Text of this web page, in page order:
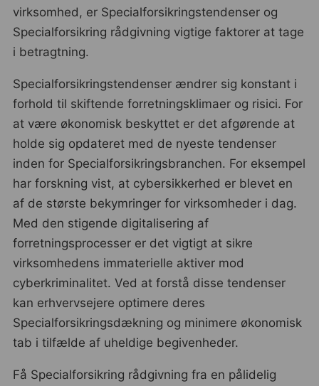
virksomhed, er Specialforsikringstendenser og
Specialforsikring rådgivning vigtige faktorer at tage
i betragtning.
Specialforsikringstendenser ændrer sig konstant i
forhold til skiftende forretningsklimaer og risici. For
at være økonomisk beskyttet er det afgørende at
holde sig opdateret med de nyeste tendenser
inden for Specialforsikringsbranchen. For eksempel
har forskning vist, at cybersikkerhed er blevet en
af de største bekymringer for virksomheder i dag.
Med den stigende digitalisering af
forretningsprocesser er det vigtigt at sikre
virksomhedens immaterielle aktiver mod
cyberkriminalitet. Ved at forstå disse tendenser
kan erhvervsejere optimere deres
Specialforsikringsdækning og minimere økonomisk
tab i tilfælde af uheldige begivenheder.
Få Specialforsikring rådgivning fra en pålidelig